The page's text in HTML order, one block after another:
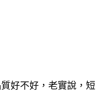
好不好，老實說，短